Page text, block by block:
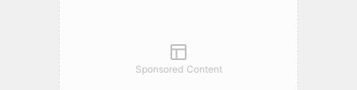
Sponsored Content